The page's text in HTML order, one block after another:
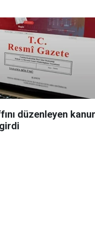
düzenleyen